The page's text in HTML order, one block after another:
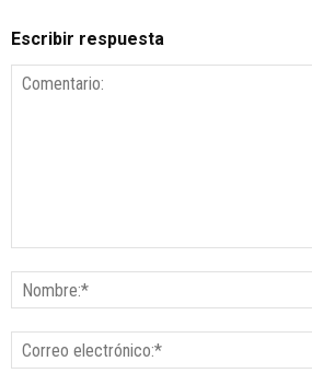
Escribir respuesta